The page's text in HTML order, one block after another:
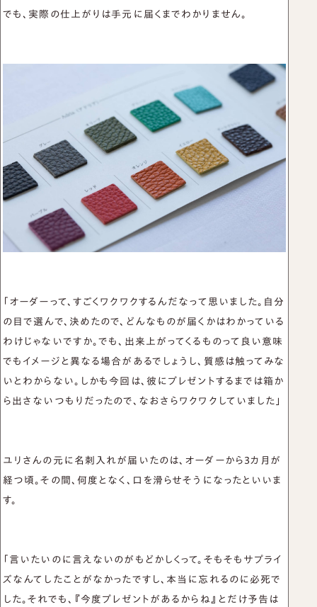
でも、実際の仕上がりは手元に届くまでわかりません。
「オーダーって、すごくワクワクするんだなって思いました。自分
の目で選んで、決めたので、どんなものが届くかはわかっている
わけじゃないですか。でも、出来上がってくるものって良い意味
でもイメージと異なる場合があるでしょうし、質感は触ってみな
いとわからない。しかも今回は、彼にプレゼントするまでは箱か
ら出さないつもりだったので、なおさらワクワクしていました」
ユリさんの元に名刺入れが届いたのは、オーダーから3カ月が
経つ頃。その間、何度となく、口を滑らせそうになったといいま
す。
「言いたいのに言えないのがもどかしくって。そもそもサプライ
ズなんてしたことがなかったですし、本当に忘れるのに必死で
した。それでも、『今度プレゼントがあるからね』とだけ予告は